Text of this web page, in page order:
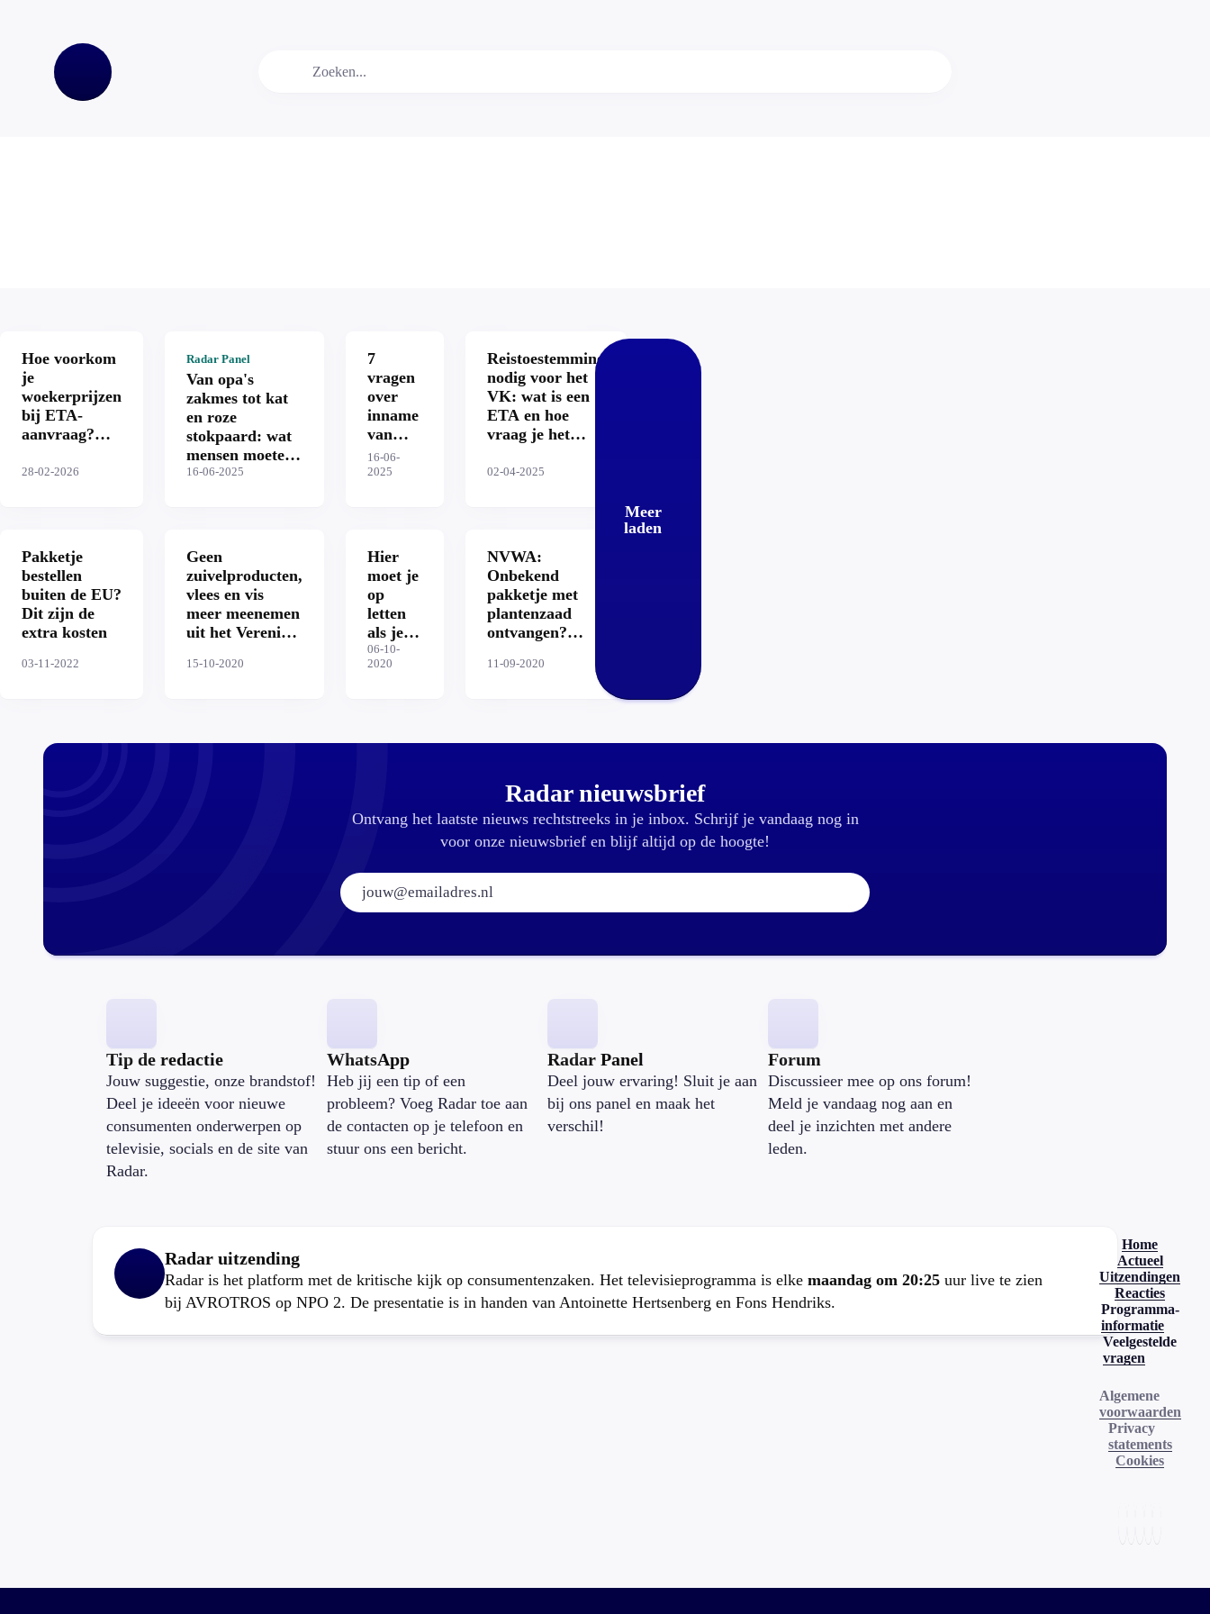
Hoe voorkom
je
woekerprijzen
bij ETA-
aanvraag?
rekening van
28-02-2026
Radar Panel
Van opa's
zakmes tot kat
en roze
stokpaard: wat
mensen moeten
inleveren bij
16-06-2025
7
vragen
over
inname
van
spullen:
wat
wat
kun je
doen?
16-06-
2025
Reistoestemming
nodig voor het
VK: wat is een
ETA en hoe
vraag je het
02-04-2025
Pakketje
bestellen
buiten de EU?
Dit zijn de
extra kosten
03-11-2022
Geen
zuivelproducten,
vlees en vis
meer meenemen
uit het Verenigd
vanaf 2021
15-10-2020
Hier
moet je
op
letten
als je
iets
bestelt
06-10-
2020
NVWA:
Onbekend
pakketje met
plantenzaad
ontvangen?
11-09-2020
Meer
laden
Radar nieuwsbrief
Ontvang het laatste nieuws rechtstreeks in je inbox. Schrijf je vandaag nog in
voor onze nieuwsbrief en blijf altijd op de hoogte!
E-mailadres:
Tip de redactie
Jouw suggestie, onze brandstof!
Deel je ideeën voor nieuwe
consumenten onderwerpen op
televisie, socials en de site van
Radar.
WhatsApp
Heb jij een tip of een
probleem? Voeg Radar toe aan
de contacten op je telefoon en
stuur ons een bericht.
Radar Panel
Deel jouw ervaring! Sluit je aan
bij ons panel en maak het
verschil!
Forum
Discussieer mee op ons forum!
Meld je vandaag nog aan en
deel je inzichten met andere
leden.
Radar uitzending
Radar is het platform met de kritische kijk op consumentenzaken. Het televisieprogramma is elke maandag om 20:25 uur live te zien
bij AVROTROS op NPO 2. De presentatie is in handen van Antoinette Hertsenberg en Fons Hendriks.
Home
Actueel
Uitzendingen
Reacties
Programma-
informatie
Veelgestelde
vragen
Algemene
voorwaarden
Privacy
statements
Cookies